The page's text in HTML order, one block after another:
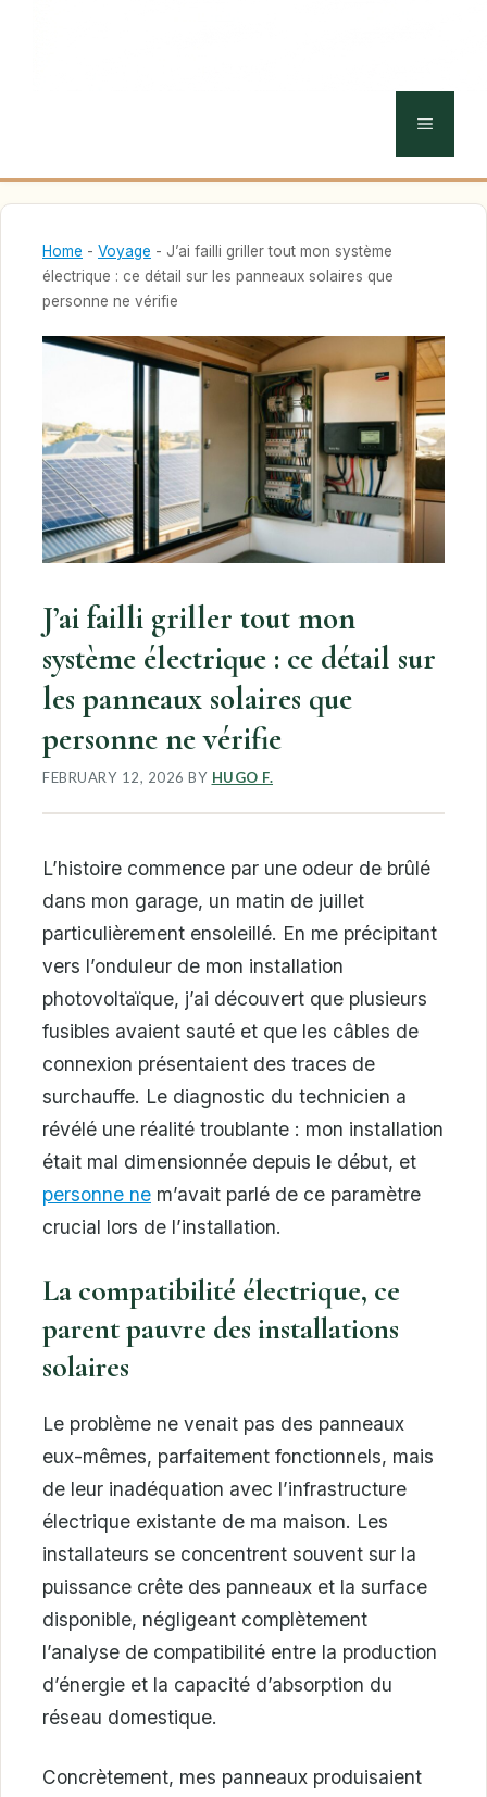
MENU
Home - Voyage - J’ai failli griller tout mon système
électrique : ce détail sur les panneaux solaires que
personne ne vérifie
J’ai failli griller tout mon
système électrique : ce détail sur
les panneaux solaires que
personne ne vérifie
FEBRUARY 12, 2026 BY HUGO F.
L’histoire commence par une odeur de brûlé
dans mon garage, un matin de juillet
particulièrement ensoleillé. En me précipitant
vers l’onduleur de mon installation
photovoltaïque, j’ai découvert que plusieurs
fusibles avaient sauté et que les câbles de
connexion présentaient des traces de
surchauffe. Le diagnostic du technicien a
révélé une réalité troublante : mon installation
était mal dimensionnée depuis le début, et
personne ne m’avait parlé de ce paramètre
crucial lors de l’installation.
La compatibilité électrique, ce
parent pauvre des installations
solaires
Le problème ne venait pas des panneaux
eux-mêmes, parfaitement fonctionnels, mais
de leur inadéquation avec l’infrastructure
électrique existante de ma maison. Les
installateurs se concentrent souvent sur la
puissance crête des panneaux et la surface
disponible, négligeant complètement
l’analyse de compatibilité entre la production
d’énergie et la capacité d’absorption du
réseau domestique.
Concrètement, mes panneaux produisaient